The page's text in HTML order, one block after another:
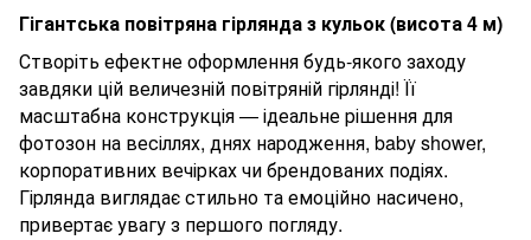
Гігантська повітряна гірлянда з кульок (висота4 м)
Створіть ефектне оформлення будь-якого заходу
завдяки цій величезній повітряній гірлянді! Її
масштабна конструкція — ідеальне рішення для
фотозон на весіллях, днях народження, baby shower,
корпоративних вечірках чи брендованих подіях.
Гірлянда виглядає стильно та емоційно насичено,
привертає увагу з першого погляду.